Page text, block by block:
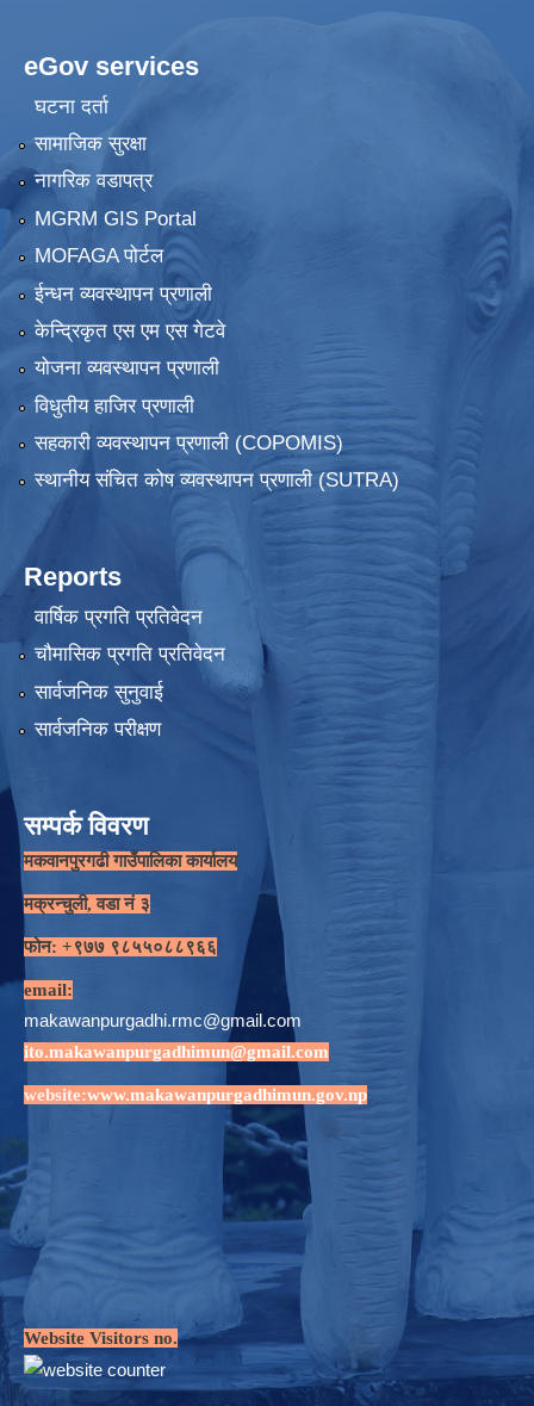
eGov services
घटना दर्ता
सामाजिक सुरक्षा
नागरिक वडापत्र
MGRM GIS Portal
MOFAGA पोर्टल
ईन्धन व्यवस्थापन प्रणाली
केन्द्रिकृत एस एम एस गेटवे
योजना व्यवस्थापन प्रणाली
विधुतीय हाजिर प्रणाली
सहकारी व्यवस्थापन प्रणाली (COPOMIS)
स्थानीय संचित कोष व्यवस्थापन प्रणाली (SUTRA)
Reports
वार्षिक प्रगति प्रतिवेदन
चौमासिक प्रगति प्रतिवेदन
सार्वजनिक सुनुवाई
सार्वजनिक परीक्षण
सम्पर्क विवरण
मकवानपुरगढी गाउँपालिका कार्यालय
मक्रन्चुली, वडा नं ३
फोन: +९७७ ९८५५०८८९६६
email:
makawanpurgadhi.rmc@gmail.com
ito.makawanpurgadhimun@gmail.com
website:www.makawanpurgadhimun.gov.np
Website Visitors no.